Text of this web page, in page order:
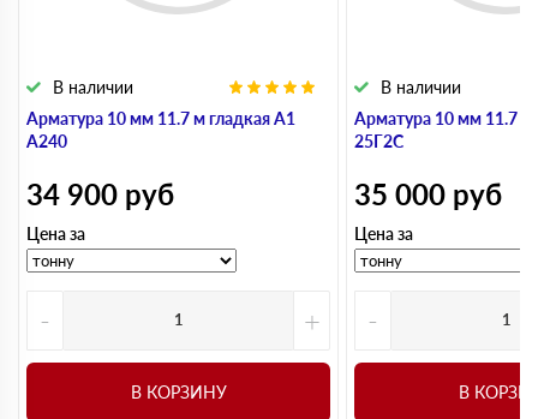
Арматура 10 мм 11.7 м гладкая А1
А240
В наличии
34 900 руб
Цена за
- +
В КОРЗИНУ
Арматура 10 мм 11.7 м
25Г2С
В наличии
35 000 руб
Цена за
-
В